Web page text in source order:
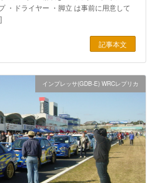
・ドライヤー ・脚立 は事前に用意して
記事本文
インプレッサ(GDB-E) WRCレプリカ